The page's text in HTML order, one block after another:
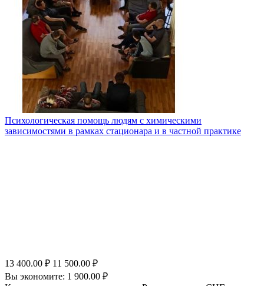
Психологическая помощь людям с химическими
зависимостями в рамках стационара и в частной практике
13 400.00 ₽ 11 500.00 ₽
Вы экономите: 1 900.00 ₽